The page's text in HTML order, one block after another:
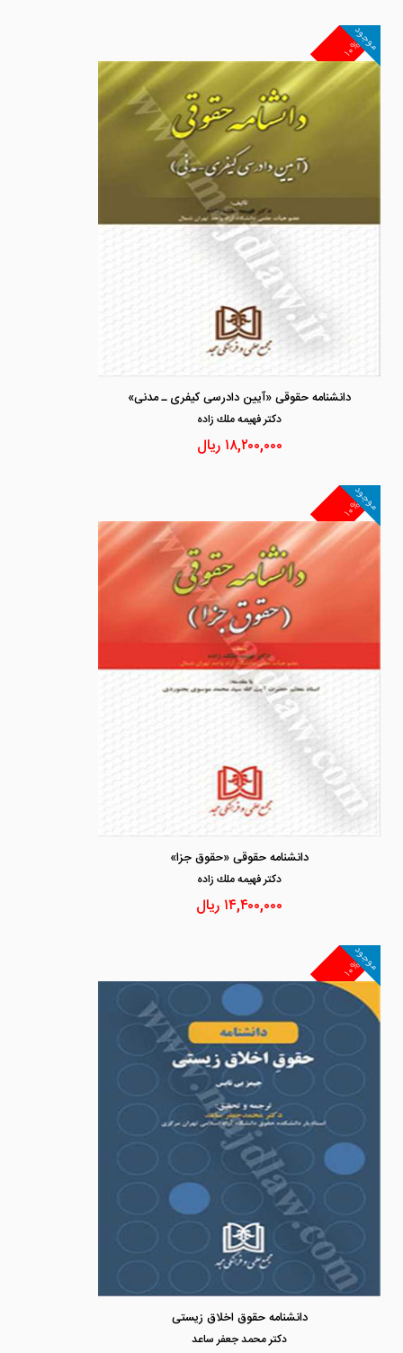
۱۰%
موجود
دانشنامه حقوقی «آیین دادرسی کیفری ـ مدنی»
دكتر فهيمه ملك زاده
۱۸,۲۰۰,۰۰۰ ریال
۱۰%
موجود
دانشنامه حقوقی «حقوق جزا»
دكتر فهيمه ملك زاده
۱۴,۴۰۰,۰۰۰ ریال
۱۰%
موجود
دانشنامه حقوق اخلاق زیستی
دكتر محمد جعفر ساعد